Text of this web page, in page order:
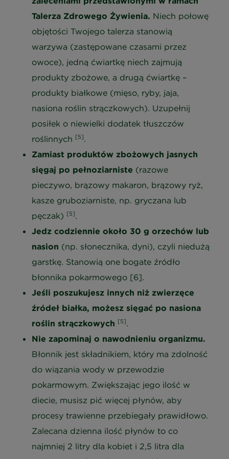
Talerza Zdrowego Żywienia. Niech połowę
objętości Twojego talerza stanowią
warzywa (zastępowane czasami przez
owoce), jedną ćwiartkę niech zajmują
produkty zbożowe, a drugą ćwiartkę –
produkty białkowe (mięso, ryby, jaja,
nasiona roślin strączkowych). Uzupełnij
posiłek o niewielki dodatek tłuszczów
roślinnych [5].
Zamiast produktów zbożowych jasnych
sięgaj po pełnoziarniste (razowe
pieczywo, brązowy makaron, brązowy ryż,
kasze gruboziarniste, np. gryczana lub
pęczak) [5].
Jedz codziennie około 30 g orzechów lub
nasion (np. słonecznika, dyni), czyli niedużą
garstkę. Stanowią one bogate źródło
błonnika pokarmowego [6].
Jeśli poszukujesz innych niż zwierzęce
źródeł białka, możesz sięgać po nasiona
roślin strączkowych [5].
Nie zapominaj o nawodnieniu organizmu.
Błonnik jest składnikiem, który ma zdolność
do wiązania wody w przewodzie
pokarmowym. Zwiększając jego ilość w
diecie, musisz pić więcej płynów, aby
procesy trawienne przebiegały prawidłowo.
Zalecana dzienna ilość płynów to co
najmniej 2 litry dla kobiet i 2,5 litra dla